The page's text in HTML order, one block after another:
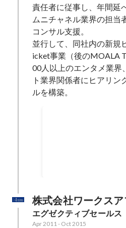
責任者に従事し、年間延
ムニチャネル業界の担当
コンサル支援。
並行して、同社内の新規
icket事業（後のMOALA
00人以上のエンタメ業界
ト業界関係者にヒアリ
ルを構築。
株式会社ワークス
エグゼクティブセールス
Apr 2011- Oct 2015